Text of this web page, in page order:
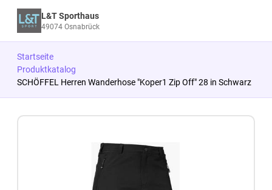
L&T Sporthaus
49074 Osnabrück
Startseite
Produktkatalog
SCHÖFFEL Herren Wanderhose "Koper1 Zip Off" 28 in Schwarz